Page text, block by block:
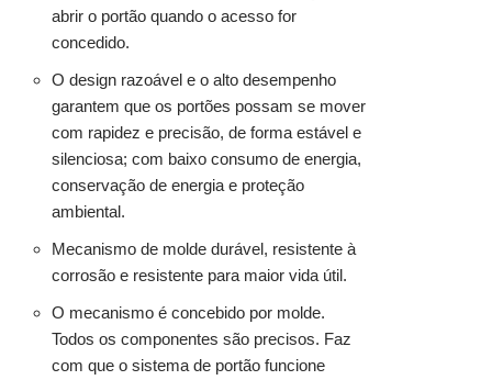
abrir o portão quando o acesso for
concedido.
O design razoável e o alto desempenho
garantem que os portões possam se mover
com rapidez e precisão, de forma estável e
silenciosa; com baixo consumo de energia,
conservação de energia e proteção
ambiental.
Mecanismo de molde durável, resistente à
corrosão e resistente para maior vida útil.
O mecanismo é concebido por molde.
Todos os componentes são precisos. Faz
com que o sistema de portão funcione